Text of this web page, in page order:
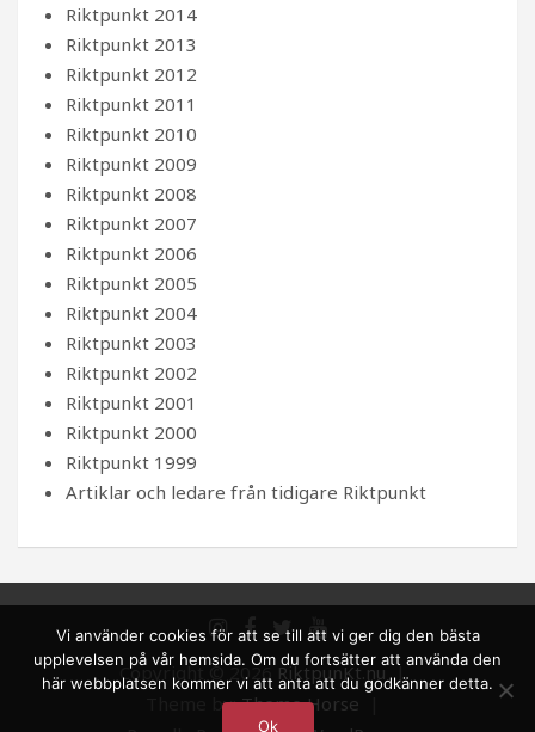
Riktpunkt 2014
Riktpunkt 2013
Riktpunkt 2012
Riktpunkt 2011
Riktpunkt 2010
Riktpunkt 2009
Riktpunkt 2008
Riktpunkt 2007
Riktpunkt 2006
Riktpunkt 2005
Riktpunkt 2004
Riktpunkt 2003
Riktpunkt 2002
Riktpunkt 2001
Riktpunkt 2000
Riktpunkt 1999
Artiklar och ledare från tidigare Riktpunkt
Copyright © 2026RiktpunKt.nu
Theme by:Theme Horse
Vi använder cookies för att se till att vi ger dig den bästa
upplevelsen på vår hemsida. Om du fortsätter att använda den
här webbplatsen kommer vi att anta att du godkänner detta.
Ok